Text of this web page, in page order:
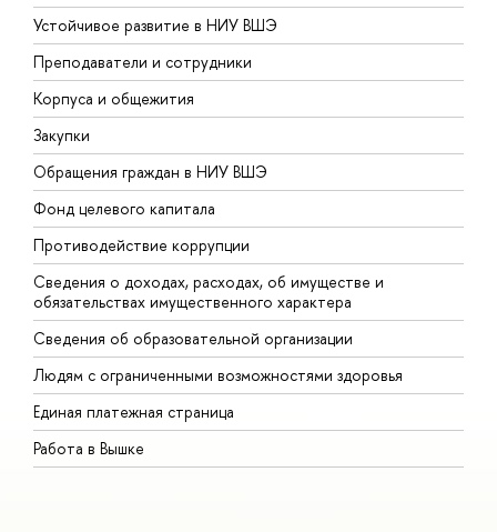
Устойчивое развитие в НИУ ВШЭ
Преподаватели и сотрудники
Корпуса и общежития
Закупки
Обращения граждан в НИУ ВШЭ
Фонд целевого капитала
Противодействие коррупции
Сведения о доходах, расходах, об имуществе и
обязательствах имущественного характера
Сведения об образовательной организации
Людям с ограниченными возможностями здоровья
Единая платежная страница
Работа в Вышке